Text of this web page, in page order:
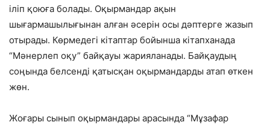
іліп қоюға болады. Оқырмандар ақын
шығармашылығынан алған әсерін осы дәптерге жазып
отырады. Көрмедегі кітаптар бойынша кітапханада
“Мәнерлеп оқу” байқауы жарияланады. Байқаудың
соңында белсенді қатысқан оқырмандарды атап өткен
жөн.
Жоғары сынып оқырмандары арасында “Мұзафар